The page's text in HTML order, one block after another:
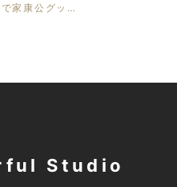
紋デザインヘアゴム」を紹介いただきました...
Studio